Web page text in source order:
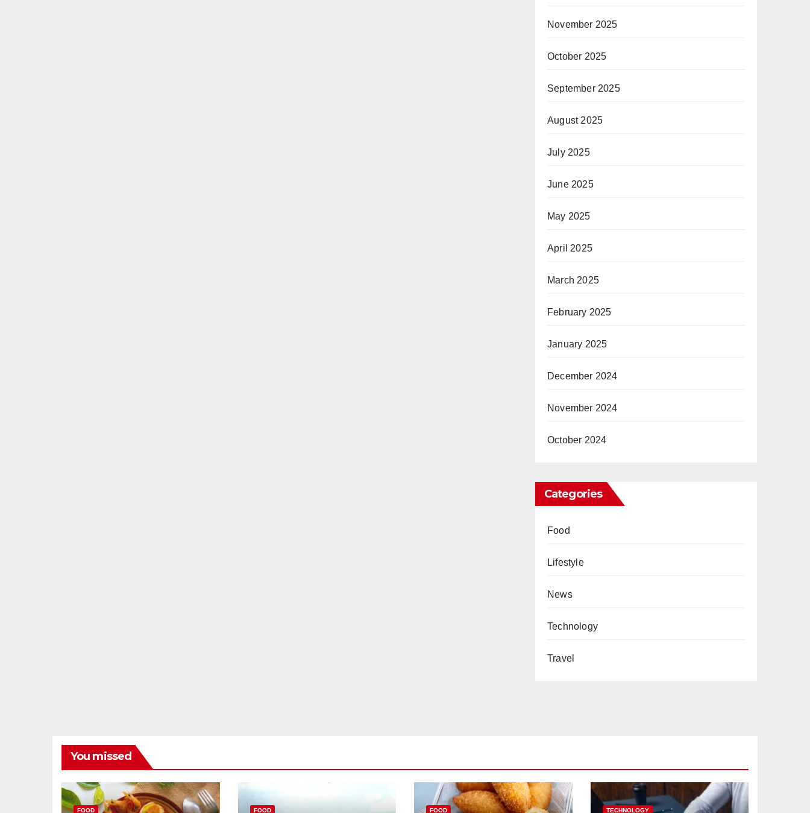
November 2025
October 2025
September 2025
August 2025
July 2025
June 2025
May 2025
April 2025
March 2025
February 2025
January 2025
December 2024
November 2024
October 2024
Categories
Food
Lifestyle
News
Technology
Travel
You missed
FOOD FOOD FOOD TECHNOLOGY